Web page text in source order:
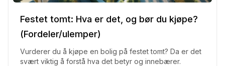
Festet tomt: Hva er det, og bør du kjøpe?
(Fordeler/ulemper)
Vurderer du å kjøpe en bolig på festet tomt? Da er det
svært viktig å forstå hva det betyr og innebærer.